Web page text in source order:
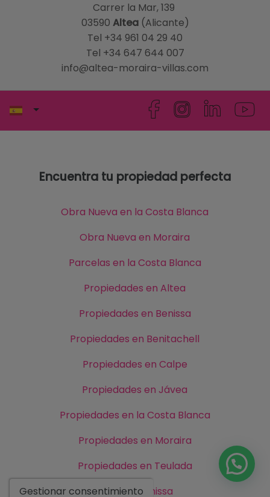
Carrer la Mar, 139
03590 Altea(Alicante)
Tel +34 961 04 29 40
Tel +34 647 644 007
info@altea-moraira-villas.com
Encuentra tu propiedad perfecta
Obra Nueva en la Costa Blanca
Obra Nueva en Moraira
Parcelas en la Costa Blanca
Propiedades en Altea
Propiedades en Benissa
Propiedades en Benitachell
Propiedades en Calpe
Propiedades en Jávea
Propiedades en la Costa Blanca
Propiedades en Moraira
Propiedades en Teulada
Villas en Benissa
Gestionar consentimiento